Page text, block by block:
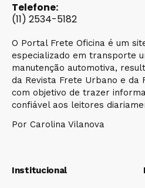
Telefone:
(11) 2534-5182
O Portal Frete Oficina é um
especializado em transporte
manutenção automotiva,
da Revista Frete Urbano e da
com objetivo de trazer
confiável aos leitores
Por Carolina Vilanova
Institucional